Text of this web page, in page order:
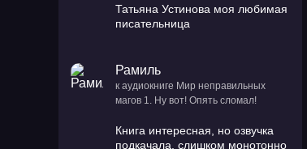
Татьяна Устинова моя любимая
писательница
Рамиль
к аудиокниге Мир неправильных
магов 1. Ну вот! Опять сломал!
Книга интересная, но озвучка
подкачала, слишком монотонно